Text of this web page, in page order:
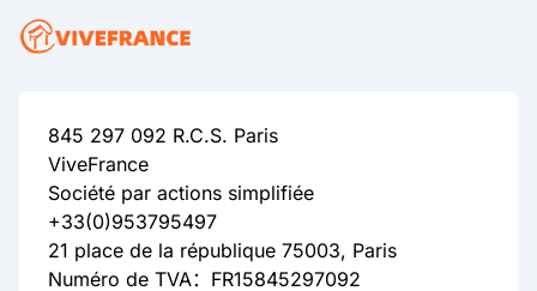
845 297 092 R.C.S. Paris
ViveFrance
Société par actions simplifiée
+33(0)953795497
21 place de la république 75003, Paris
Numéro de TVA：FR15845297092